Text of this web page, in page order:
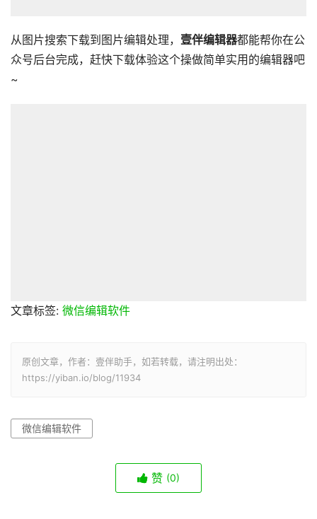
从图片搜索下载到图片编辑处理， 壹伴编辑器都能帮你在公
众号后台完成，赶快下载体验这个操做简单实用的编辑器吧
~
文章标签: 微信编辑软件
原创文章，作者：壹伴助手，如若转载，请注明出处：
https://yiban.io/blog/11934
微信编辑软件
赞 (0)